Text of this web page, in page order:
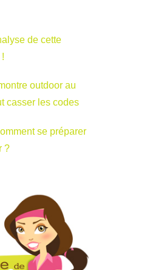
de cette
outdoor au
casser les codes
se préparer
?